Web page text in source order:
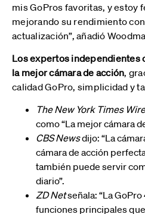
mis GoPros favoritas, y estoy
mejorando su rendimiento
actualización”, añadió
Los expertos independientes
la mejor cámara de acción,
calidad GoPro, simplicidad y
The New York Times
como “La mejor cámara
CBS Newsdijo: “La
cámara de acción
también puede servir
diario”.
ZD Netseñala: “La
funciones principales